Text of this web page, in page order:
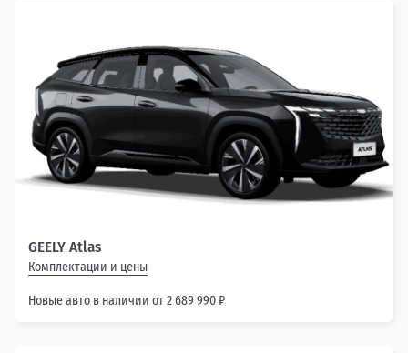
GEELY Atlas
Комплектации и цены
Новые авто в наличии от 2 689 990 ₽